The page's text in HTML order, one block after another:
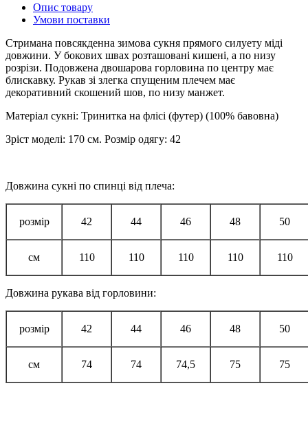
Опис товару
Умови поставки
Стримана повсякденна зимова сукня прямого силуету міді
довжини. У бокових швах розташовані кишені, а по низу
розрізи. Подовжена двошарова горловина по центру має
блискавку. Рукав зі злегка спущеним плечем має
декоративний скошений шов, по низу манжет.
Матеріал сукні: Тринитка на флісі (футер) (100% бавовна)
Зріст моделі: 170 см. Розмір одягу: 42
Довжина сукні по спинці від плеча:
розмір 42 44 46 48 50
см 110 110 110 110 110
Довжина рукава від горловини:
розмір 42 44 46 48 50
см 74 74 74,5 75 75